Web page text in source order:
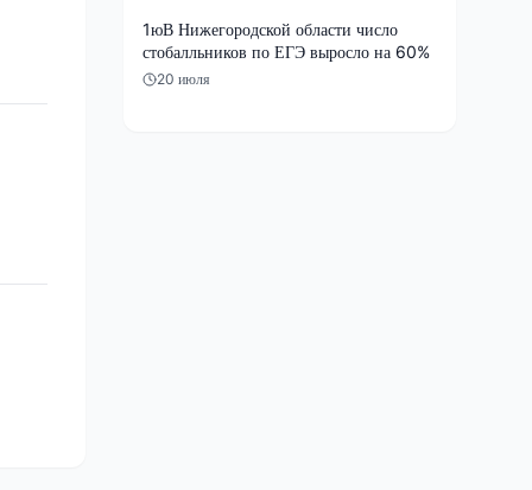
1юВ Нижегородской области число
стобалльников по ЕГЭ выросло на 60%
20 июля